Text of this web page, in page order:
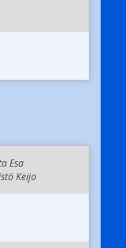
Esa
Keijo